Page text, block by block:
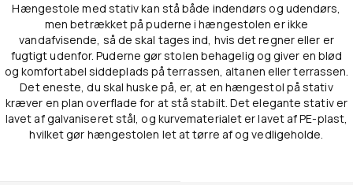
Hængestole med stativ kan stå både indendørs og udendørs,
men betrækket på puderne i hængestolen er ikke
vandafvisende, så de skal tages ind, hvis det regner eller er
fugtigt udenfor. Puderne gør stolen behagelig og giver en blød
og komfortabel siddeplads på terrassen, altanen eller terrassen.
Det eneste, du skal huske på, er, at en hængestol på stativ
kræver en plan overflade for at stå stabilt. Det elegante stativ er
lavet af galvaniseret stål, og kurvematerialet er lavet af PE-plast,
hvilket gør hængestolen let at tørre af og vedligeholde.